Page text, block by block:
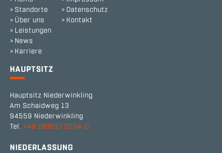
Standorte
Über uns
Leistungen
News
Karriere
Datenschutz
Kontakt
HAUPTSITZ
Hauptsitz Niederwinkling
Am Schaidweg 13
94559 Niederwinkling
Tel. +49 (9962) 2034-0
NIEDERLASSUNG